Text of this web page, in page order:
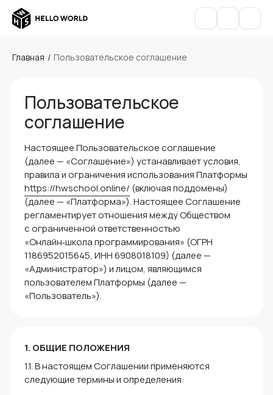
Главная / Пользовательское соглашение
Пользовательское
соглашение
Настоящее Пользовательское соглашение
(далее — «Соглашение») устанавливает условия,
правила и ограничения использования Платформы
https://hwschool.online/ (включая поддомены)
(далее — «Платформа»). Настоящее Соглашение
регламентирует отношения между Обществом
с ограниченной ответственностью
«Онлайн‑школа программирования» (ОГРН
1186952015645, ИНН 6908018109) (далее —
«Администратор») и лицом, являющимся
пользователем Платформы (далее —
«Пользователь»).
1. ОБЩИЕ ПОЛОЖЕНИЯ
1.1. В настоящем Соглашении применяются
следующие термины и определения: